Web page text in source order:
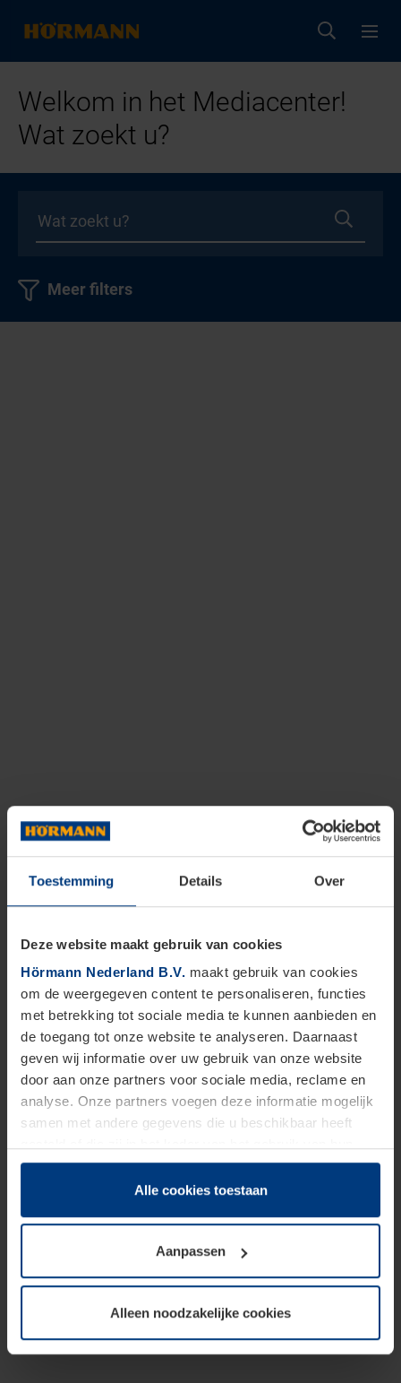
Toestemming Details Over
Deze website maakt gebruik van cookies
Hörmann Nederland B.V. maakt gebruik van cookies
om de weergegeven content te personaliseren, functies
met betrekking tot sociale media te kunnen aanbieden en
de toegang tot onze website te analyseren. Daarnaast
geven wij informatie over uw gebruik van onze website
door aan onze partners voor sociale media, reclame en
analyse. Onze partners voegen deze informatie mogelijk
samen met andere gegevens die u beschikbaar heeft
dienstverlening hebben verzameld.
Juridisch zijn wij gerechtigd om cookies op uw computer
onze pagina's absoluut noodzakelijk is. Voor alle andere
soorten cookies is uw toestemming vereist. Uw
toestemming kunt u op elk moment bij de uitleg van de
wijzigen of herroepen.
Alle cookies toestaan
Aanpassen
Alleen noodzakelijke cookies
Welkom in het Mediacenter!
Wat zoekt u?
Meer filters